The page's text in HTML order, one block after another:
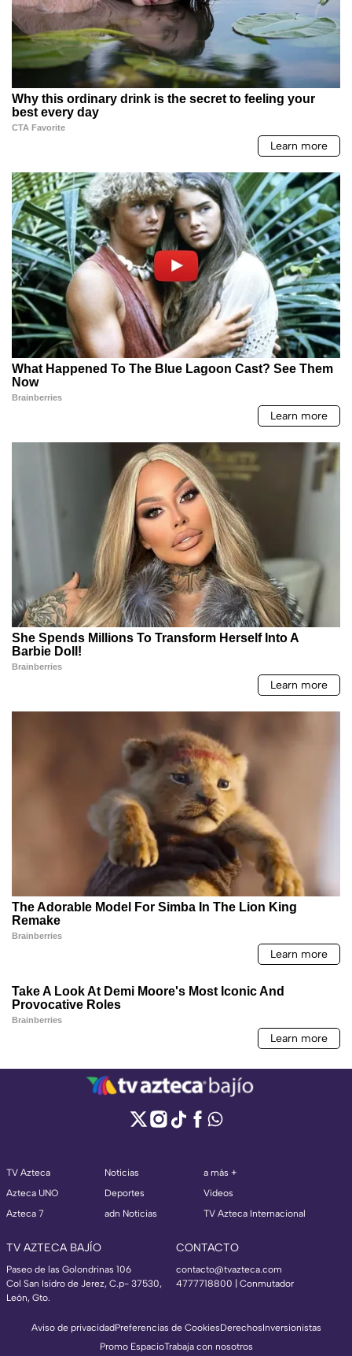
TV Azteca
Azteca UNO
Azteca 7
Noticias
Deportes
adn Noticias
a más +
Videos
TV Azteca Internacional
TV AZTECA BAJÍO
Paseo de las Golondrinas 106
Col San Isidro de Jerez, C.p- 37530,
León, Gto.
CONTACTO
contacto@tvazteca.com
4777718800 | Conmutador
Aviso de privacidadPreferencias de CookiesDerechosInversionistas
Promo EspacioTrabaja con nosotros